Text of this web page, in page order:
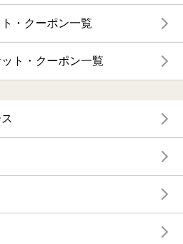
・クーポン一覧
ト・クーポン一覧